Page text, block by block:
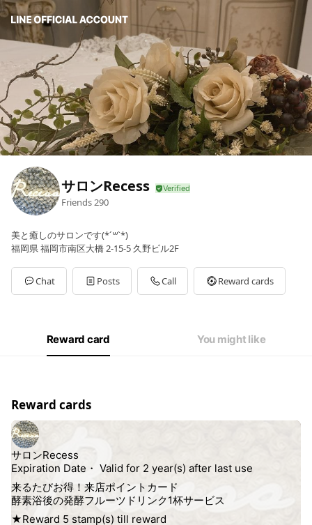
サロンRecess
Friends290
美と癒しのサロンです(*´꒳`*)
福岡県 福岡市南区大橋 2-15-5 久野ビル2F
Chat Posts Call Reward cards
Reward card You might like
Reward cards